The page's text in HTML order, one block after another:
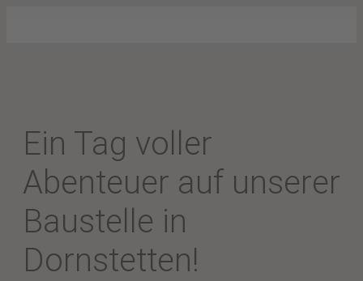
Ein Tag voller
Abenteuer auf unserer
Baustelle in
Dornstetten!